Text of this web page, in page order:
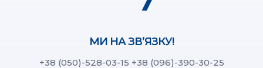
МИ НА ЗВ’ЯЗКУ!
+38 (050)-528-03-15 +38 (096)-390-30-25